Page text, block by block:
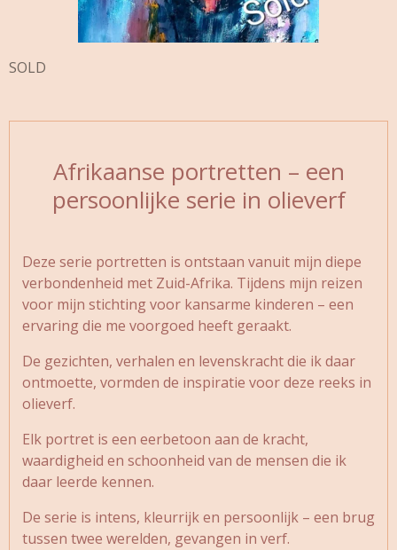
SOLD
Afrikaanse portretten – een
persoonlijke serie in olieverf
Deze serie portretten is ontstaan vanuit mijn diepe
verbondenheid met Zuid-Afrika. Tijdens mijn reizen
voor mijn stichting voor kansarme kinderen – een
ervaring die me voorgoed heeft geraakt.
De gezichten, verhalen en levenskracht die ik daar
ontmoette, vormden de inspiratie voor deze reeks in
olieverf.
Elk portret is een eerbetoon aan de kracht,
waardigheid en schoonheid van de mensen die ik
daar leerde kennen.
De serie is intens, kleurrijk en persoonlijk – een brug
tussen twee werelden, gevangen in verf.